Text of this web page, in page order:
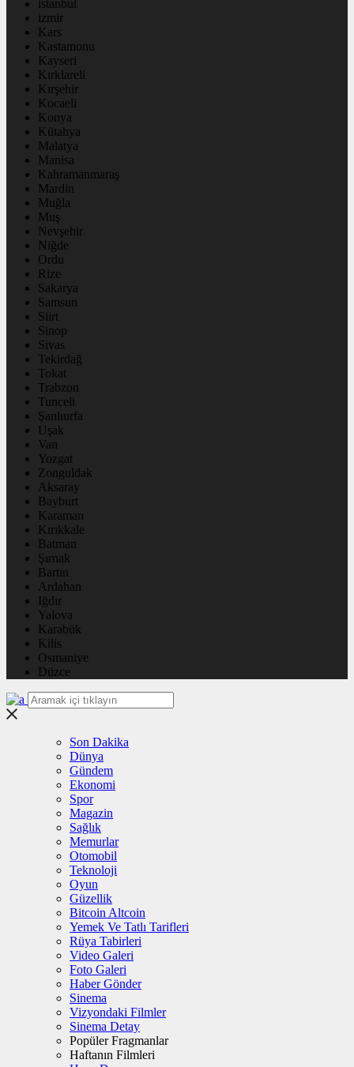
istanbul
izmir
Kars
Kastamonu
Kayseri
Kırklareli
Kırşehir
Kocaeli
Konya
Kütahya
Malatya
Manisa
Kahramanmaraş
Mardin
Muğla
Muş
Nevşehir
Niğde
Ordu
Rize
Sakarya
Samsun
Siirt
Sinop
Sivas
Tekirdağ
Tokat
Trabzon
Tunceli
Şanlıurfa
Uşak
Van
Yozgat
Zonguldak
Aksaray
Bayburt
Karaman
Kırıkkale
Batman
Şırnak
Bartın
Ardahan
Iğdır
Yalova
Karabük
Kilis
Osmaniye
Düzce
Son Dakika
Dünya
Gündem
Ekonomi
Spor
Magazin
Sağlık
Memurlar
Otomobil
Teknoloji
Oyun
Güzellik
Bitcoin Altcoin
Yemek Ve Tatlı Tarifleri
Rüya Tabirleri
Video Galeri
Foto Galeri
Haber Gönder
Sinema
Vizyondaki Filmler
Sinema Detay
Popüler Fragmanlar
Haftanın Filmleri